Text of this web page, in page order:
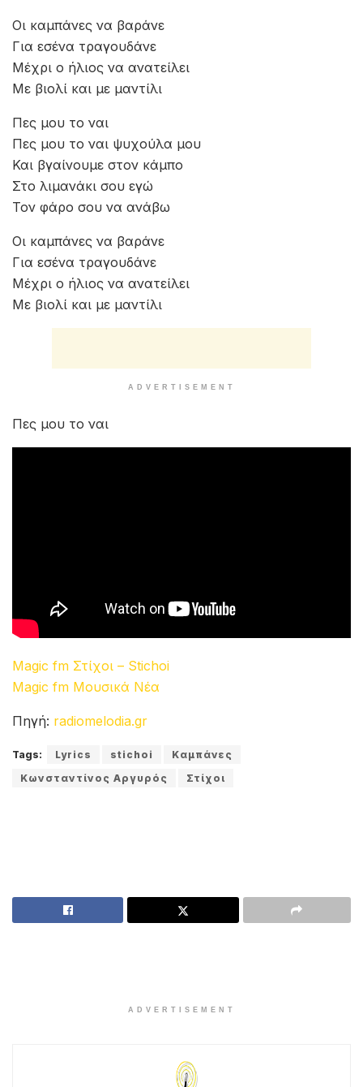
Οι καμπάνες να βαράνε
Για εσένα τραγουδάνε
Μέχρι ο ήλιος να ανατείλει
Με βιολί και με μαντίλι
Πες μου το ναι
Πες μου το ναι ψυχούλα μου
Και βγαίνουμε στον κάμπο
Στο λιμανάκι σου εγώ
Τον φάρο σου να ανάβω
Οι καμπάνες να βαράνε
Για εσένα τραγουδάνε
Μέχρι ο ήλιος να ανατείλει
Με βιολί και με μαντίλι
ADVERTISEMENT
Πες μου το ναι
Magic fm Στίχοι – Stichoi
Magic fm Μουσικά Νέα
Πηγή: radiomelodia.gr
Tags: Lyrics stichoi
Καμπάνες
Κωνσταντίνος Αργυρός
Στίχοι
ADVERTISEMENT